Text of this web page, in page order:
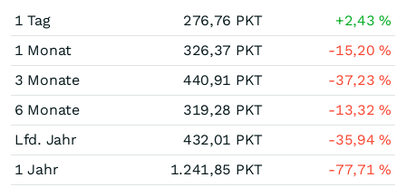
1 Tag 276,76 PKT +2,43%
1 Monat
326,37 PKT -15,20%
3 Monate
440,91 PKT -37,23%
6 Monate
319,28 PKT -13,32%
Lfd. Jahr
432,01 PKT -35,94%
1 Jahr
1.241,85 PKT -77,71%